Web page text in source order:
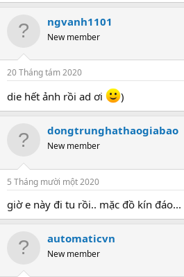
ngvanh1101
New member
20 Tháng tám 2020
die hết ảnh rồi ad ơi )
dongtrunghathaogiabao
New member
5 Tháng mười một 2020
giờ e này đi tu rồi.. mặc đồ kín
automaticvn
New member